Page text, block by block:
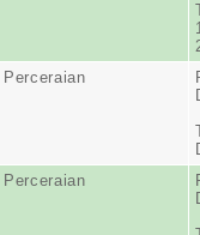
Perceraian
Perceraian